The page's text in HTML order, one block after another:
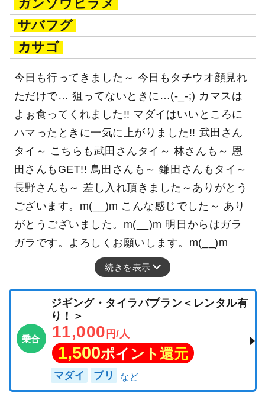
ガンゾウヒラメ
サバフグ
カサゴ
今日も行ってきました～ 今日もタチウオ顔見れ
ただけで… 狙ってないときに…(-_-;) カマスは
よぉ食ってくれました!! マダイはいいところに
ハマったときに一気に上がりました!! 武田さん
タイ～ こちらも武田さんタイ～ 林さんも～ 恩
田さんもGET!! 鳥田さんも～ 鎌田さんもタイ～
長野さんも～ 差し入れ頂きました～ありがとう
ございます。m(__)m こんな感じでした～ あり
がとうございました。m(__)m 明日からはガラ
ガラです。よろしくお願いします。m(__)m
続きを表示
乗合
ジギング・タイラバプラン＜レンタル有
り！＞
11,000 円/人
1,500ポイント還元
マダイ ブリ